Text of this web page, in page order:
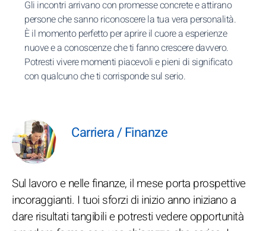
Gli incontri arrivano con promesse concrete e attirano
persone che sanno riconoscere la tua vera personalità.
È il momento perfetto per aprire il cuore a esperienze
nuove e a conoscenze che ti fanno crescere davvero.
Potresti vivere momenti piacevoli e pieni di significato
con qualcuno che ti corrisponde sul serio.
Carriera / Finanze
Sul lavoro e nelle finanze, il mese porta prospettive
incoraggianti. I tuoi sforzi di inizio anno iniziano a
dare risultati tangibili e potresti vedere opportunità